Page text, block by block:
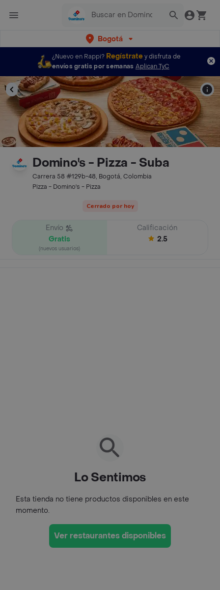
Bogotá
¿Nuevo en Rappi? Regístratey disfruta de
envíos gratis por semanas Aplican TyC
Domino's - Pizza - Suba
Carrera 58 #129b-48, Bogotá, Colombia
Pizza - Domino's - Pizza
Cerrado por hoy
Envío
Gratis
(nuevos usuarios)
Calificación
2.5
Lo Sentimos
Esta tienda no tiene productos disponibles en este
momento.
Ver restaurantes disponibles